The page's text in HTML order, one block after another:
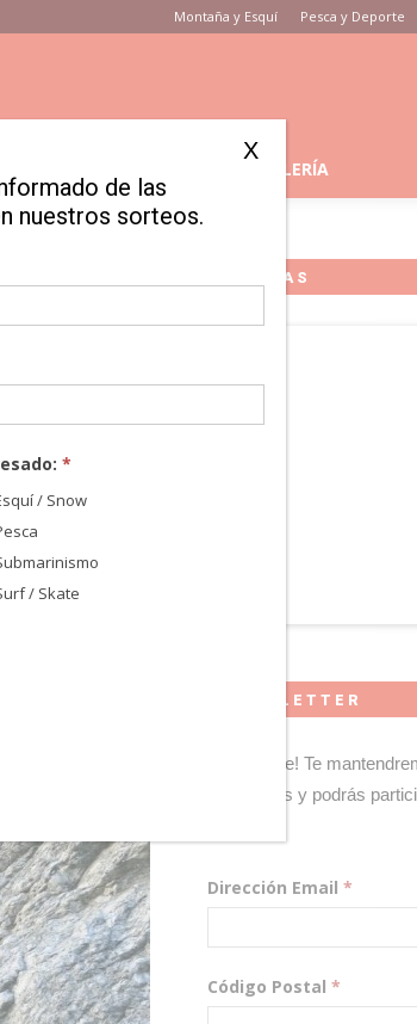
Montaña y Esquí Pesca y Deporte
GALERÍA
con
MARCAS
NEWSLETTER
¡Regístrate! Te
novedades y podrás
Dirección Email *
Código Postal *
de las
nuestros sorteos.
*
/ Snow
/ Skate
X